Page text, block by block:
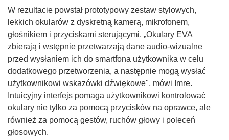
W rezultacie powstał prototypowy zestaw stylowych,
lekkich okularów z dyskretną kamerą, mikrofonem,
głośnikiem i przyciskami sterującymi. „Okulary EVA
zbierają i wstępnie przetwarzają dane audio-wizualne
przed wysłaniem ich do smartfona użytkownika w celu
dodatkowego przetworzenia, a następnie mogą wysłać
użytkownikowi wskazówki dźwiękowe", mówi Imre.
Intuicyjny interfejs pomaga użytkownikowi kontrolować
okulary nie tylko za pomocą przycisków na oprawce, ale
również za pomocą gestów, ruchów głowy i poleceń
głosowych.